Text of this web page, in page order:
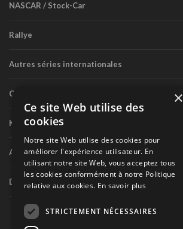
NASCAR / Stock-Car
Rallye
Autres séries internationales
Circuit routier canadien
Karting
Autres séries nationales
Divers
×
Ce site Web utilise des
cookies
Notre site Web utilise des cookies pour
améliorer l'expérience utilisateur. En
utilisant notre site Web, vous acceptez tous
les cookies conformément à notre Politique
relative aux cookies. En savoir plus
STRICTEMENT NÉCESSAIRES